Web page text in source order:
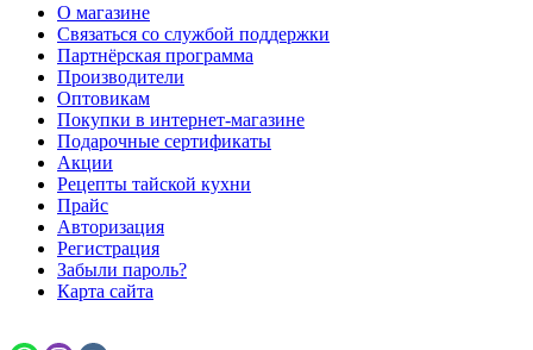
О магазине
Связаться со службой поддержки
Партнёрская программа
Производители
Оптовикам
Покупки в интернет-магазине
Подарочные сертификаты
Акции
Рецепты тайской кухни
Прайс
Авторизация
Регистрация
Забыли пароль?
Карта сайта